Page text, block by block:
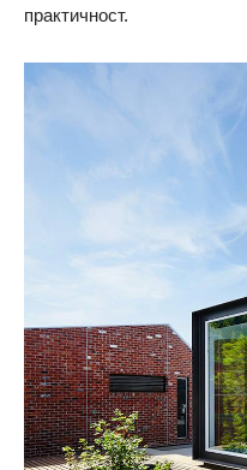
практичност.